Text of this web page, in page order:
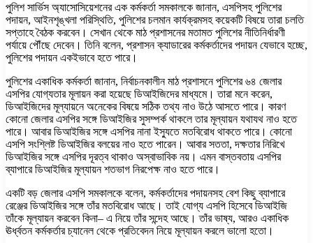
পুলিশ সার্ভিস অ্যাসোসিয়েশনের এক কর্মকর্তা সমকালকে জানান, এসপিসহ পুলিশের
পদায়ন, আইনশৃঙ্খলা পরিস্থিতি, পুলিশের চলমান কার্যক্রমসহ কয়েকটি বিষয়ে তারা চলতি
সপ্তাহে বৈঠক করবেন। সেখান থেকে মাঠ প্রশাসনের মতামত পুলিশের নীতিনির্ধারণী
পর্যায়ে পৌঁছে দেবেন। তিনি বলেন, প্রশাসন ক্যাডারের কর্মকর্তাদের পদায়ন যেভাবে হচ্ছে,
পুলিশের পদায়ন একইভাবে হতে পারে।
পুলিশের একাধিক কর্মকর্তা জানান, নির্বাচনকালীন মাঠ প্রশাসনে পুলিশের ৬৪ জেলার
এসপির যোগ্যতার মূলায়ন করা হয়েছে ডিআইজিদের মাধ্যমে। তারা মনে করেন,
ডিআইজিদের মূল্যায়নে অনেকের বিষয়ে সঠিক তথ্য নাও উঠে আসতে পারে। কারণ
কোনো জেলার এসপির সঙ্গে ডিআইজির সুসম্পর্ক থাকলে তার মূল্যায়ন যথাযথ নাও হতে
পারে। আবার ডিআইজির সঙ্গে এসপির নানা ইস্যুতে মতবিরোধ থাকতে পারে। কোনো
এসপি সংশ্লিষ্ট ডিআইজির বলয়ের নাও হতে পারেন। আবার সততা, দক্ষতার নিরিখে
ডিআইজির সঙ্গে এসপির দূরত্ব থাকাও অস্বাভাবিক নয়। এমন বাস্তবতায় এসপির
ব্যাপারে ডিআইজির মূল্যায়ন শতভাগ নিরপেক্ষ নাও হতে পারে।
একটি বড় জেলার এসপি সমকালকে বলেন, কর্মকর্তাদের পদায়নসহ বেশ কিছু ব্যাপারে
রেঞ্জের ডিআইজির সঙ্গে তাঁর মতবিরোধ আছে। তাই যোগ্য এসপি হিসেবে ডিআইজি
তাঁকে মূল্যায়ন করবেন কিনা– এ নিয়ে তাঁর সন্দেহ আছে। তাঁর ভাষ্য, আরও একাধিক
ঊর্ধ্বতন কর্মকর্তার চ্যানেল থেকে প্রতিবেদন নিয়ে মূল্যায়ন করলে ভালো হতো।